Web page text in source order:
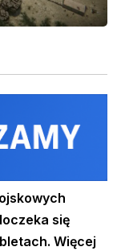
się
Więcej